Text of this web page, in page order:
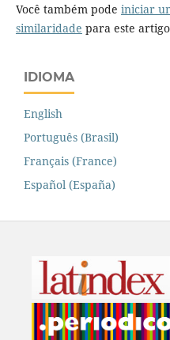
Você também pode iniciar
similaridade para este
IDIOMA
English
Português (Brasil)
Français (France)
Español (España)